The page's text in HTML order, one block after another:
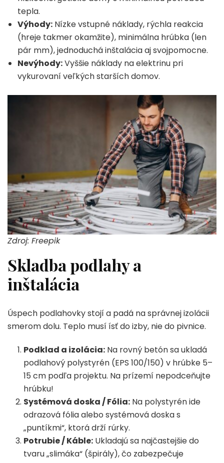
tepla.
Výhody: Nízke vstupné náklady, rýchla reakcia
(hreje takmer okamžite), minimálna hrúbka (len
pár mm), jednoduchá inštalácia aj svojpomocne.
Nevýhody:Vyššie náklady na elektrinu pri
vykurovaní veľkých starších domov.
Zdroj: Freepik
Skladba podlahy a
inštalácia
Úspech podlahovky stojí a padá na správnej izolácii
smerom dolu. Teplo musí ísť do izby, nie do pivnice.
Podklad a izolácia: Na rovný betón sa ukladá
podlahový polystyrén (EPS 100/150) v hrúbke 5–
15 cm podľa projektu. Na prízemí nepodceňujte
hrúbku!
Systémová doska / Fólia: Na polystyrén ide
odrazová fólia alebo systémová doska s
„puntíkmi“, ktorá drží rúrky.
Potrubie / Káble: Ukladajú sa najčastejšie do
tvaru „slimáka“ (špirály), čo zabezpečuje